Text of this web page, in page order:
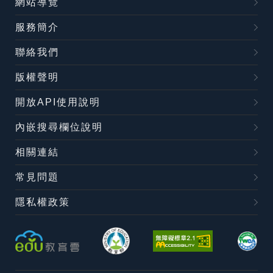
服務簡介
聯絡我們
版權聲明
開放API使用說明
內嵌搜尋欄位說明
相關連結
常見問題
隱私權政策